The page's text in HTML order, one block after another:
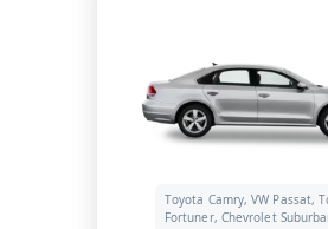
Toyota Camry, VW Passat,
Fortuner, Chevrolet